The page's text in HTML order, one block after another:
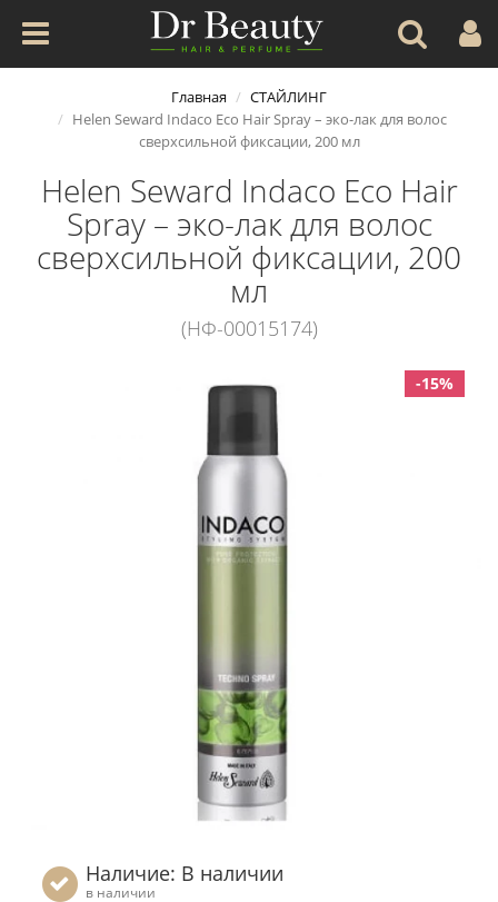
Главная
СТАЙЛИНГ
Helen Seward Indaco Eco Hair Spray – эко-лак для волос
сверхсильной фиксации, 200 мл
Helen Seward Indaco Eco Hair
Spray – эко-лак для волос
сверхсильной фиксации, 200
мл
(НФ-00015174)
-15%
Наличие: В наличии
в наличии